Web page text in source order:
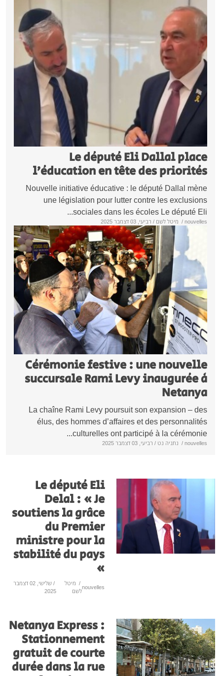
Le député Eli Dallal
l’éducation en tête des
Nouvelle initiative éducative : le député Dallal
une législation pour lutter contre les
sociales dans les écoles Le député
/מיטל לשם / רביעי, 03 דצמבר 2025
Cérémonie festive : une
succursale Rami Levy
La chaîne Rami Levy poursuit son expansion
élus, des hommes d’affaires et des
culturelles ont participé à la
/נתניה נט/ רביעי, 03 דצמבר 2025
Le député Eli
Delal : « Je
soutiens la grâce
du Premier
ministre pour la
stabilité du pays
לשם
/ שלישי, 02 דצמבר
2025
Netanya Express :
Stationnement
gratuit de courte
durée dans la rue